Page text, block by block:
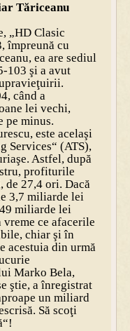
Tăriceanu
„HD Clasic
împreună cu
ea are sediul
103 şi a avut
când a
lei vechi,
pe minus.
este acelaşi
Services“ (ATS),
Astfel, după
profiturile
de 27,4 ori. Dacă
3,7 miliarde lei
miliarde lei
vreme ce afacerile
chiar şi în
acestuia din urmă
Marko Bela,
ştie, a înregistrat
un miliard
Să scoţi